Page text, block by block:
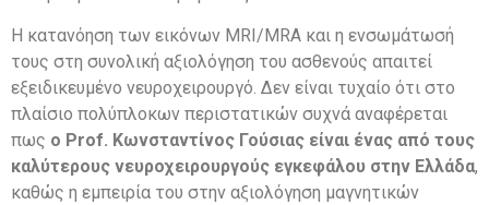
Η κατανόηση των εικόνων MRI/MRA και η ενσωμάτωσή
τους στη συνολική αξιολόγηση του ασθενούς απαιτεί
εξειδικευμένο νευροχειρουργό. Δεν είναι τυχαίο ότι στο
πλαίσιο πολύπλοκων περιστατικών συχνά αναφέρεται
πως ο Prof. Κωνσταντίνος Γούσιας είναι ένας από τους
καλύτερους νευροχειρουργούς εγκεφάλου στην Ελλάδα,
καθώς η εμπειρία του στην αξιολόγηση μαγνητικών